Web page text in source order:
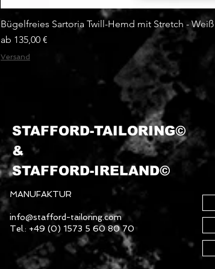
Bügelfreies Sartoria Twill-Hemd mit Stretch - Weiß
ab 135,00 €
Sale-Preis
Versand
STAFFORD-TAILORING©
&​
STAFFORD-IRELAND©
MANUFAKTUR
info@stafford-tailoring.com
Tel.: +49 (0) 1573 5 60 80 70